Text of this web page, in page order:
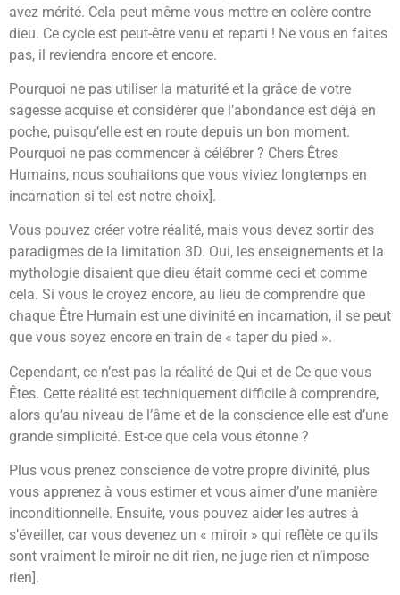
avez mérité. Cela peut même vous mettre en colère contre
dieu. Ce cycle est peut-être venu et reparti ! Ne vous en faites
pas, il reviendra encore et encore.
Pourquoi ne pas utiliser la maturité et la grâce de votre
sagesse acquise et considérer que l’abondance est déjà en
poche, puisqu’elle est en route depuis un bon moment.
Pourquoi ne pas commencer à célébrer ? Chers Êtres
Humains, nous souhaitons que vous viviez longtemps en
incarnation si tel est notre choix].
Vous pouvez créer votre réalité, mais vous devez sortir des
paradigmes de la limitation 3D. Oui, les enseignements et la
mythologie disaient que dieu était comme ceci et comme
cela. Si vous le croyez encore, au lieu de comprendre que
chaque Être Humain est une divinité en incarnation, il se peut
que vous soyez encore en train de « taper du pied ».
Cependant, ce n’est pas la réalité de Qui et de Ce que vous
Êtes. Cette réalité est techniquement difficile à comprendre,
alors qu’au niveau de l’âme et de la conscience elle est d’une
grande simplicité. Est-ce que cela vous étonne ?
Plus vous prenez conscience de votre propre divinité, plus
vous apprenez à vous estimer et vous aimer d’une manière
inconditionnelle. Ensuite, vous pouvez aider les autres à
s’éveiller, car vous devenez un « miroir » qui reflète ce qu’ils
sont vraiment le miroir ne dit rien, ne juge rien et n’impose
rien].